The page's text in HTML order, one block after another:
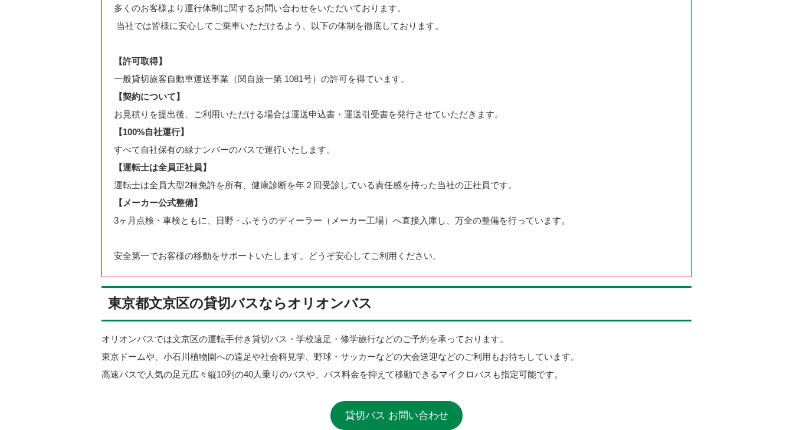
多くのお客様より運行体制に関するお問い合わせをいただいております。
当社では皆様に安心してご乗車いただけるよう、以下の体制を徹底しております。
【許可取得】
一般貸切旅客自動車運送事業（関自旅一第 1081号）の許可を得ています。
【契約について】
お見積りを提出後、ご利用いただける場合は運送申込書・運送引受書を発行させていただきます。
【100%自社運行】
すべて自社保有の緑ナンバーのバスで運行いたします。
【運転士は全員正社員】
運転士は全員大型2種免許を所有、健康診断を年２回受診している責任感を持った当社の正社員です。
【メーカー公式整備】
3ヶ月点検・車検ともに、日野・ふそうのディーラー（メーカー工場）へ直接入庫し、万全の整備を行っています。
安全第一でお客様の移動をサポートいたします。どうぞ安心してご利用ください。
東京都文京区の貸切バスならオリオンバス
オリオンバスでは文京区の運転手付き貸切バス・学校遠足・修学旅行などのご予約を承っております。
東京ドームや、小石川植物園への遠足や社会科見学、野球・サッカーなどの大会送迎などのご利用もお待ちしています。
高速バスで人気の足元広々縦10列の40人乗りのバスや、バス料金を抑えて移動できるマイクロバスも指定可能です。
貸切バス お問い合わせ